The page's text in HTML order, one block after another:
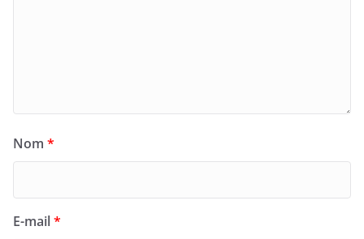
Nom *
E-mail*